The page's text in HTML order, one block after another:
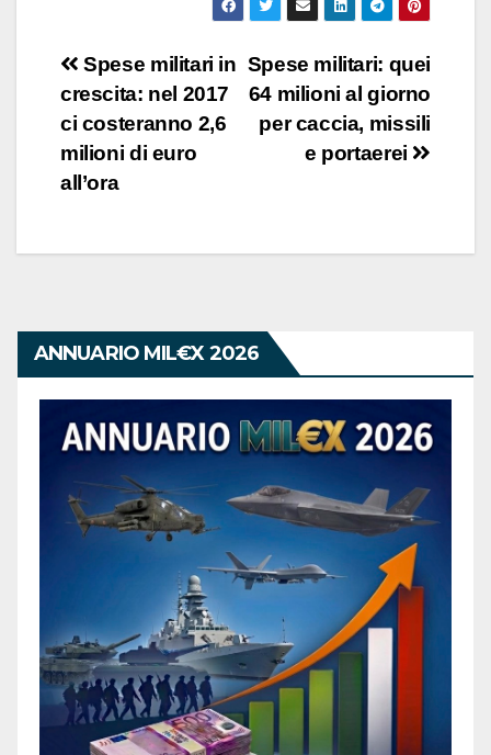
Navigazione
articoli
Spese militari: quei
64 milioni al giorno
per caccia, missili
e portaerei
Spese militari in
crescita: nel 2017
ci costeranno 2,6
milioni di euro
all’ora
ANNUARIO MIL€X 2026